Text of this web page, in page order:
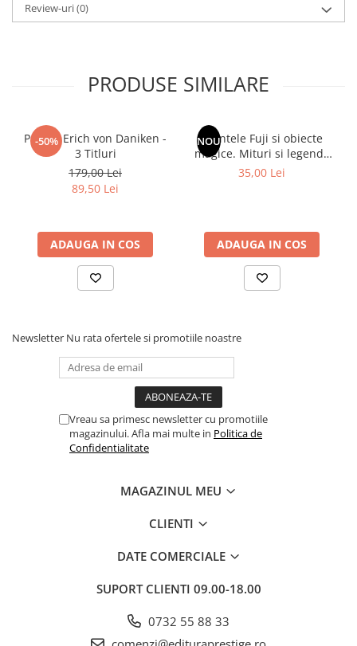
Romane de dragoste, Carti
Senzatii/Erotic
Senzatii/Thriller
SF & Fantasy
Birotica & Papetarie
Adezivi si benzi adezive
Calculator
Hartie si Accesorii
Seturi birotica
Articole scolare
Caiete si Carnetele scolare
Ghiozdane si Penare scolare
Instrumente de scris
Consumabile & Accesorii
Review-uri(0)
PRODUSE SIMILARE
-50%
Pachet Erich von Daniken -
3 Titluri
179,00 Lei
89,50 Lei
ADAUGA IN COS
NOU
Muntele Fuji si obiecte
magice. Mituri si legende
ale Japoniei
35,00 Lei
ADAUGA IN COS
Newsletter Nu rata ofertele si promotiile noastre
Vreau sa primesc newsletter cu promotiile
magazinului. Afla mai multe in Politica de
Confidentialitate
MAGAZINUL MEU
CLIENTI
DATE COMERCIALE
SUPORT CLIENTI 09.00-18.00
0732 55 88 33